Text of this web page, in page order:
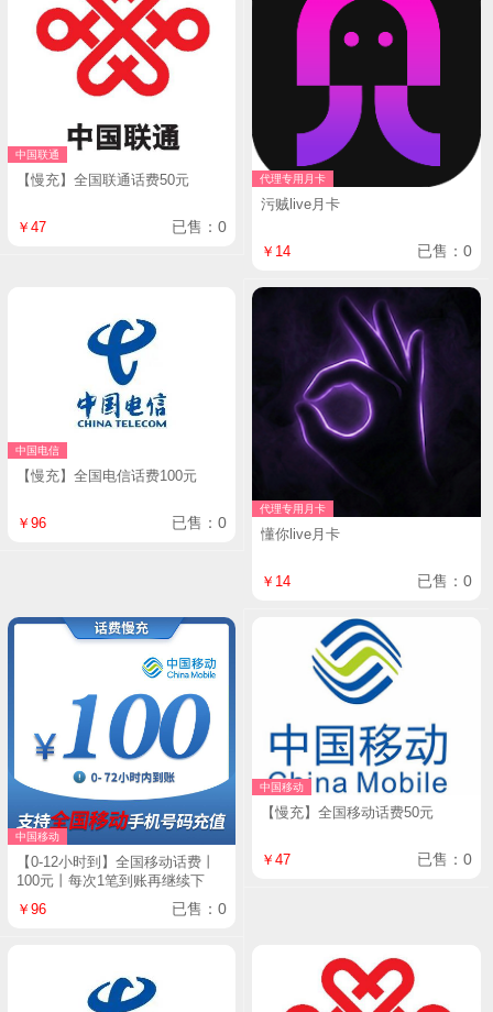
中国联通
【慢充】全国联通话费50元
￥47 已售：0
代理专用月卡
污贼live月卡
￥14 已售：0
中国电信
【慢充】全国电信话费100元
￥96 已售：0
代理专用月卡
懂你live月卡
￥14 已售：0
中国移动
【0-12小时到】全国移动话费丨
100元丨每次1笔到账再继续下
￥96 已售：0
中国移动
【慢充】全国移动话费50元
￥47 已售：0